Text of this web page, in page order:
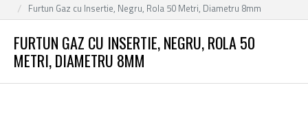
Furtun Gaz cu Insertie, Negru, Rola 50 Metri, Diametru 8mm
FURTUN GAZ CU INSERTIE, NEGRU, ROLA 50
METRI, DIAMETRU 8MM